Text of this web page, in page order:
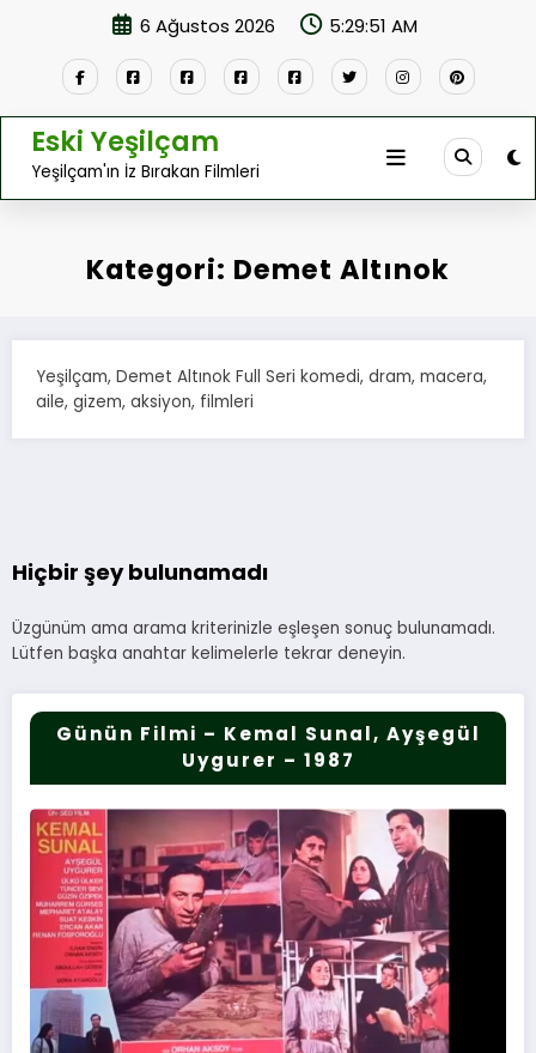
6 Ağustos 2026 5:29:51 AM
Eski Yeşilçam
Yeşilçam'ın İz Bırakan Filmleri
Kategori: Demet Altınok
Yeşilçam, Demet Altınok Full Seri komedi, dram, macera,
aile, gizem, aksiyon, filmleri
Hiçbir şey bulunamadı
Üzgünüm ama arama kriterinizle eşleşen sonuç bulunamadı.
Lütfen başka anahtar kelimelerle tekrar deneyin.
Günün Filmi – Kemal Sunal, Ayşegül
Uygurer – 1987